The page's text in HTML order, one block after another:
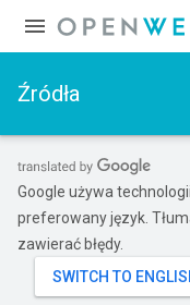
Źródła
Google używa
preferowany język.
zawierać błędy.